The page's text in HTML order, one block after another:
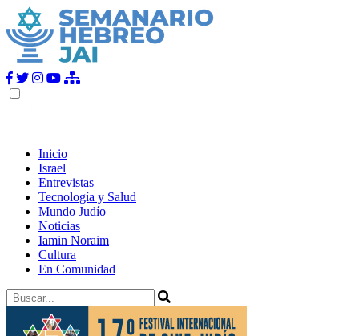
Inicio
Israel
Entrevistas
Tecnología y Salud
Mundo Judío
Noticias
Iamin Noraim
Cultura
En Comunidad